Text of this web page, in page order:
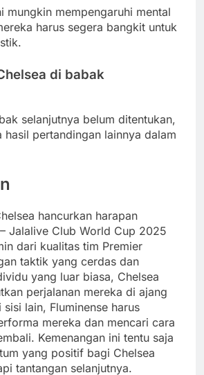
mungkin mempengaruhi mental
harus segera bangkit untuk
di babak
selanjutnya belum ditentukan,
hasil pertandingan lainnya dalam
hancurkan harapan
Jalalive Club World Cup 2025
dari kualitas tim Premier
taktik yang cerdas dan
yang luar biasa, Chelsea
perjalanan mereka di ajang
lain, Fluminense harus
mereka dan mencari cara
Kemenangan ini tentu saja
yang positif bagi Chelsea
tantangan selanjutnya.